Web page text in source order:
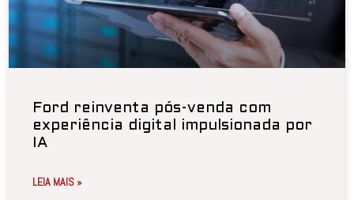
Ford reinventa pós-venda com
experiência digital impulsionada por
IA
LEIA MAIS »